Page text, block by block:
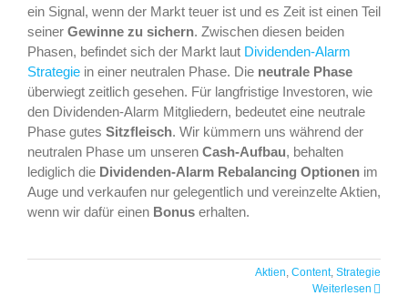
ein Signal, wenn der Markt teuer ist und es Zeit ist einen Teil
seiner Gewinne zu sichern. Zwischen diesen beiden
Phasen, befindet sich der Markt laut Dividenden-Alarm
Strategie in einer neutralen Phase. Die neutrale Phase
überwiegt zeitlich gesehen. Für langfristige Investoren, wie
den Dividenden-Alarm Mitgliedern, bedeutet eine neutrale
Phase gutes Sitzfleisch. Wir kümmern uns während der
neutralen Phase um unseren Cash-Aufbau, behalten
lediglich die Dividenden-Alarm Rebalancing Optionen im
Auge und verkaufen nur gelegentlich und vereinzelte Aktien,
wenn wir dafür einen Bonus erhalten.
Aktien, Content, Strategie
Weiterlesen